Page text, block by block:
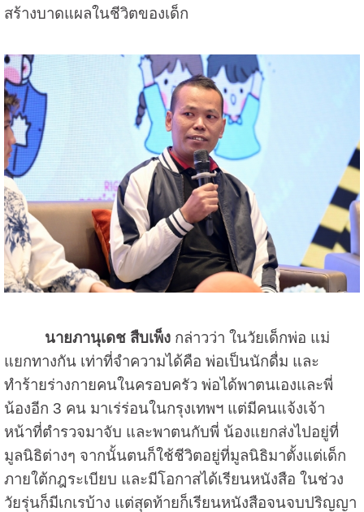
สร้างบาดแผลในชีวิตของเด็ก
นายภานุเดช สืบเพ็งกล่าวว่า ในวัยเด็กพ่อ แม่
แยกทางกัน เท่าที่จำความได้คือ พ่อเป็นนักดื่ม และ
ทำร้ายร่างกายคนในครอบครัว พ่อได้พาตนเองและพี่
น้องอีก 3 คน มาเร่ร่อนในกรุงเทพฯ แต่มีคนแจ้งเจ้า
หน้าที่ตำรวจมาจับ และพาตนกับพี่ น้องแยกส่งไปอยู่ที่
มูลนิธิต่างๆ จากนั้นตนก็ใช้ชีวิตอยู่ที่มูลนิธิมาตั้งแต่เด็ก
ภายใต้กฎระเบียบ และมีโอกาสได้เรียนหนังสือ ในช่วง
วัยรุ่นก็มีเกเรบ้าง แต่สุดท้ายก็เรียนหนังสือจนจบปริญญา